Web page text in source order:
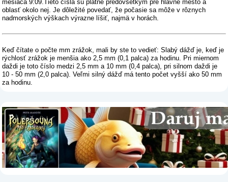
mesiaca 9:09.Tieto čísla sú platné predovšetkým pre hlavné mesto a
oblasť okolo nej. Je dôležité povedať, že počasie sa môže v rôznych
nadmorských výškach výrazne líšiť, najmä v horách.
Keď čítate o počte mm zrážok, mali by ste to vedieť: Slabý dážď je, keď je
rýchlosť zrážok je menšia ako 2,5 mm (0,1 palca) za hodinu. Pri miernom
daždi je toto číslo medzi 2,5 mm a 10 mm (0,4 palca), pri silnom daždi je
10 - 50 mm (2,0 palca). Veľmi silný dážď má tento počet vyšší ako 50 mm
za hodinu.